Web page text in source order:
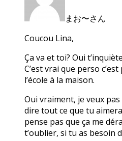
まお〜さん
Coucou Lina,
Ça va et toi? Oui
C’est vrai que perso
l’école à la maison.
Oui vraiment, je veux
dire tout ce que tu
pense pas que ça me
t’oublier, si tu as besoin